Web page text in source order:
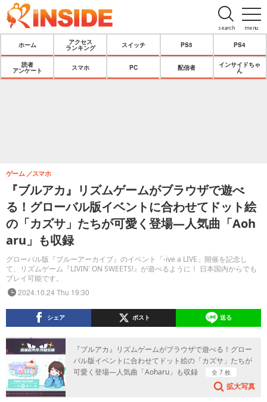
menu
search
ホーム
アクセス
ランキング
スイッチ PS5 PS4
読者
アンケート
スマホ PC 配信者
インサイドちゃ
ん
『ブルアカ』リズムゲームがブラウザで遊べ
る！グローバル版イベントに合わせてドット絵
の「カズサ」たちが可愛く登場―人気曲「Aoh
aru」も収録
グローバル版『ブルーアーカイブ』のイベント「-ive a LIVE」開催を記念し
て、リズムゲーム『LIVIN' ON SWEETS!』が遊べるように！ 日本国内からでも
プレイ可能です。
ゲーム スマホ
2024.10.24 Thu 19:30
シェア ポスト 送る
『ブルアカ』リズムゲームがブラウザで遊べる！グロー
バル版イベントに合わせてドット絵の「カズサ」たちが
可愛く登場―人気曲「Aoharu」も収録
全 7 枚
拡大写真